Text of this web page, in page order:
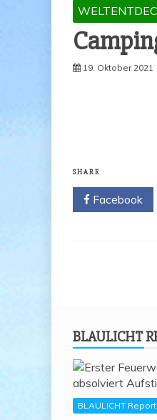
19. Oktober 2021
SHARE
Facebook
BLAU­LICHT
BLAULICHT Report